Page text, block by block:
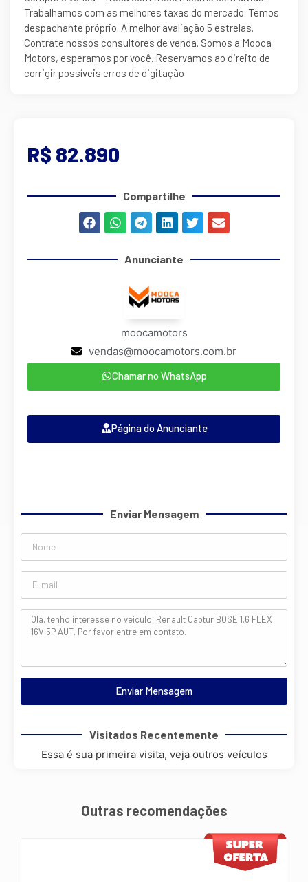
Trabalhamos com as melhores taxas do mercado. Temos
despachante próprio. A melhor avaliação 5 estrelas.
Contrate nossos consultores de venda. Somos a Mooca
Motors, esperamos por você. Reservamos ao direito de
corrigir possíveis erros de digitação
R$ 82.890
Compartilhe
Anunciante
moocamotors
vendas@moocamotors.com.br
Chamar no WhatsApp
Página do Anunciante
Enviar Mensagem
Enviar Mensagem
Visitados Recentemente
Essa é sua primeira visita, veja outros veículos
Outras recomendações